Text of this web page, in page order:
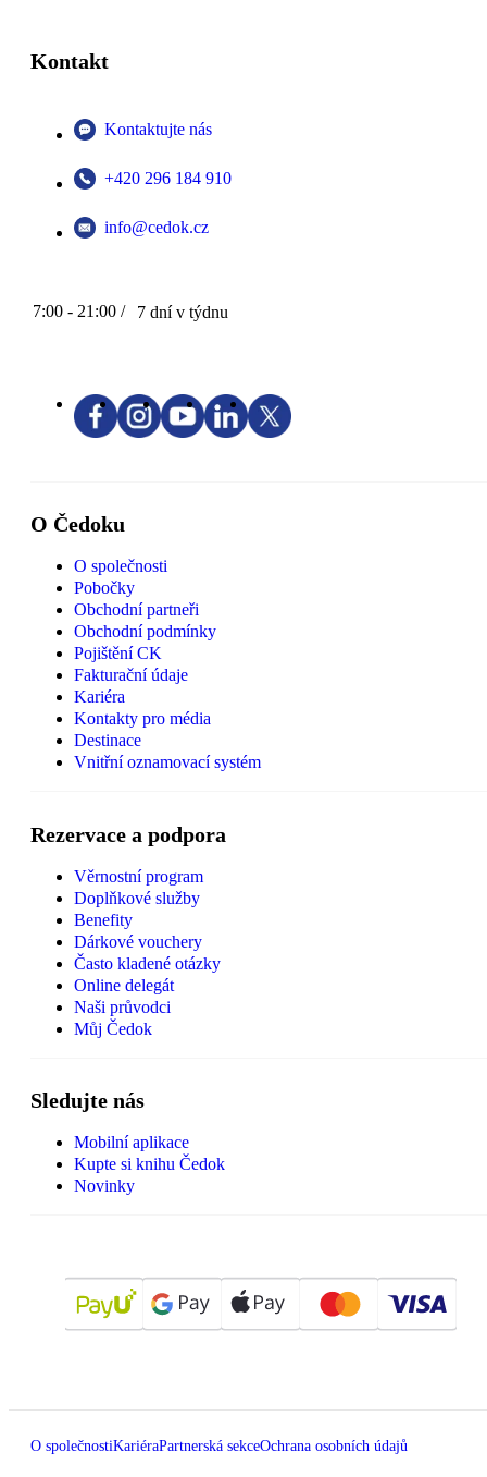
Kontakt
Kontaktujte nás
+420 296 184 910
info@cedok.cz
7:00 - 21:00 / 7 dní v týdnu
O Čedoku
O společnosti
Pobočky
Obchodní partneři
Obchodní podmínky
Pojištění CK
Fakturační údaje
Kariéra
Kontakty pro média
Destinace
Vnitřní oznamovací systém
Rezervace a podpora
Věrnostní program
Doplňkové služby
Benefity
Dárkové vouchery
Často kladené otázky
Online delegát
Naši průvodci
Můj Čedok
Sledujte nás
Mobilní aplikace
Kupte si knihu Čedok
Novinky
O společnostiKariéraPartnerská sekceOchrana osobních údajů